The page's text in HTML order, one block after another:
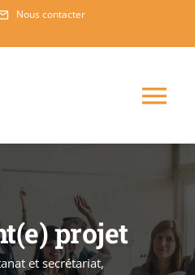
Nous contacter
projet
et secrétariat,